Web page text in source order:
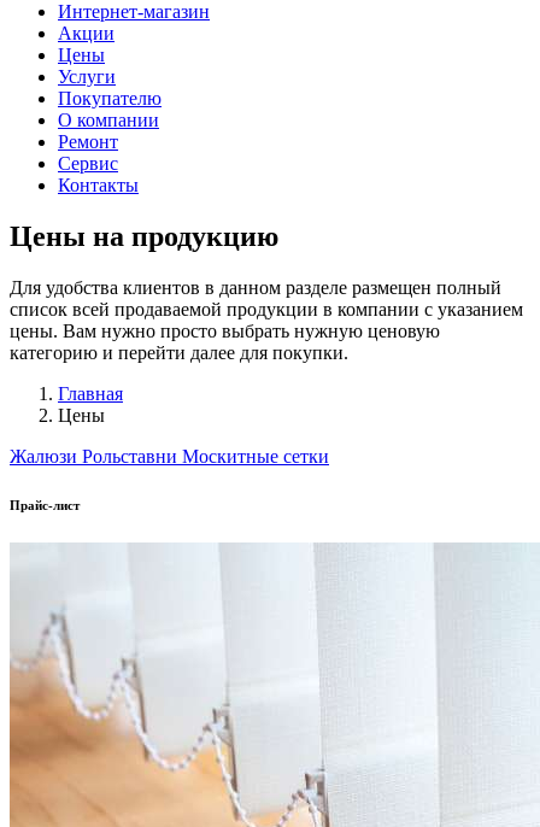
Интернет-магазин
Акции
Цены
Услуги
Покупателю
О компании
Ремонт
Сервис
Контакты
Цены на продукцию
Для удобства клиентов в данном разделе размещен полный
список всей продаваемой продукции в компании с указанием
цены. Вам нужно просто выбрать нужную ценовую
категорию и перейти далее для покупки.
Главная
Цены
Жалюзи Рольставни Москитные сетки
Прайс-лист